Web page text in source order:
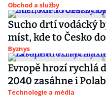
Obchod a služby
Sucho drtí vodácký
míst, kde to Česko
Byznys
Evropě hrozí rychlá
2040 zasáhne i
Technologie a média